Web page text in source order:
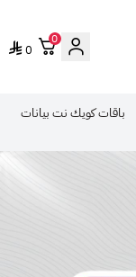
0
0
باقات كويك نت بيانات